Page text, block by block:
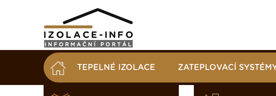
TEPELNÉ IZOLACE ZATEPLOVACÍ